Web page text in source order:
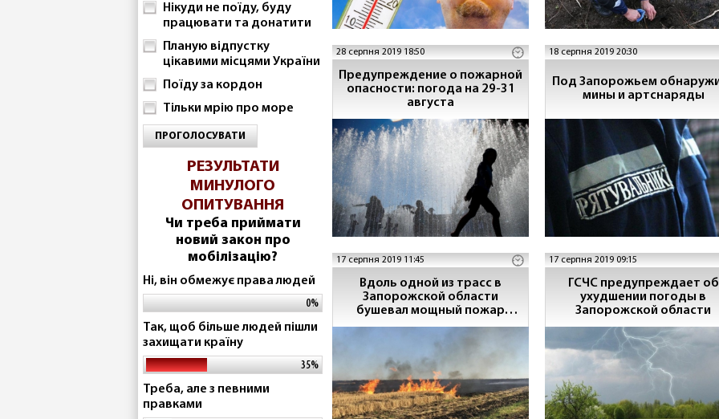
Нікуди не поїду, буду
працювати та донатити
Планую відпустку
цікавими місцями України
Поїду за кордон
Тільки мрію про море
ПРОГОЛОСУВАТИ
РЕЗУЛЬТАТИ
МИНУЛОГО
ОПИТУВАННЯ
Чи треба приймати
новий закон про
мобілізацію?
Ні, він обмежує права людей
0%
Так, щоб більше людей пішли
захищати країну
35%
Треба, але з певними
правками
28 серпня 2019 18:50
Предупреждение о пожарной
опасности: погода на 29-31
августа
18 серпня 2019 20:30
Под Запорожьем
мины и артснаряды
17 серпня 2019 11:45
Вдоль одной из трасс в
Запорожской области
бушевал мощный пожар
(ВИДЕО)
17 серпня 2019 09:15
ГСЧС предупреждает об
ухудшении погоды в
Запорожской области